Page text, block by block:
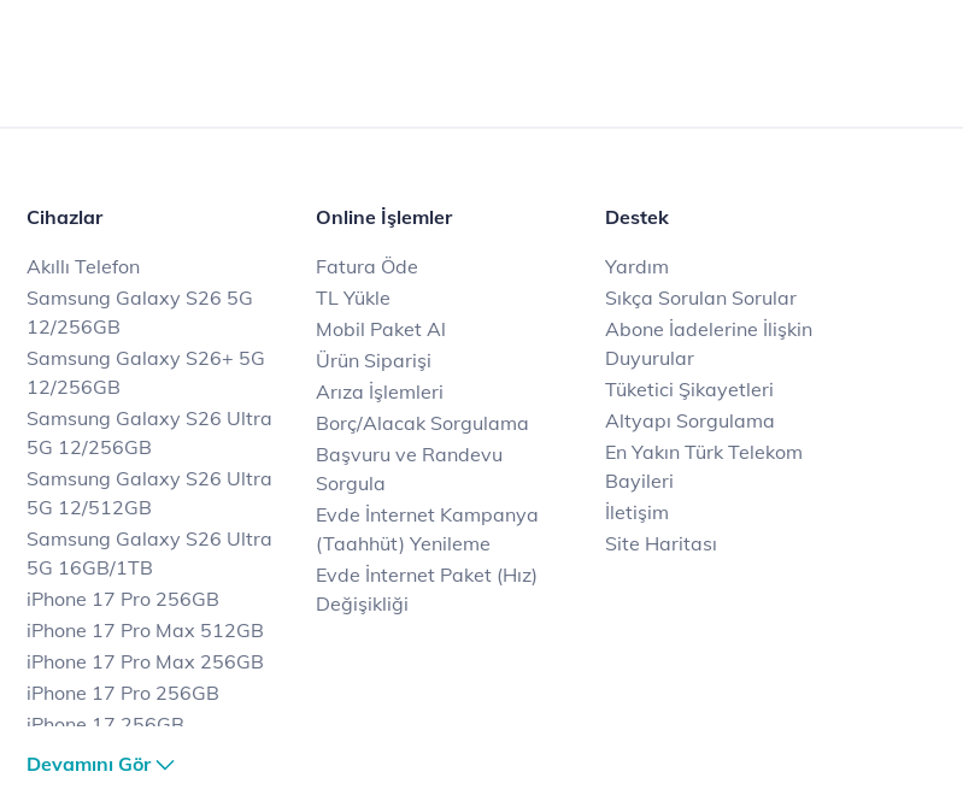
Cihazlar
Akıllı Telefon
Samsung Galaxy S26 5G
12/256GB
Samsung Galaxy S26+ 5G
12/256GB
Samsung Galaxy S26 Ultra
5G 12/256GB
Samsung Galaxy S26 Ultra
5G 12/512GB
Samsung Galaxy S26 Ultra
5G 16GB/1TB
iPhone 17 Pro 256GB
iPhone 17 Pro Max 512GB
iPhone 17 Pro Max 256GB
iPhone 17 Pro 256GB
iPhone 17 256GB
iPhone 17 Air 256GB
Devamını Gör
Online İşlemler
Fatura Öde
TL Yükle
Mobil Paket Al
Ürün Siparişi
Arıza İşlemleri
Borç/Alacak Sorgulama
Başvuru ve Randevu
Sorgula
Evde İnternet Kampanya
(Taahhüt) Yenileme
Evde İnternet Paket (Hız)
Değişikliği
Destek
Yardım
Sıkça Sorulan Sorular
Abone İadelerine İlişkin
Duyurular
Tüketici Şikayetleri
Altyapı Sorgulama
En Yakın Türk Telekom
Bayileri
İletişim
Site Haritası